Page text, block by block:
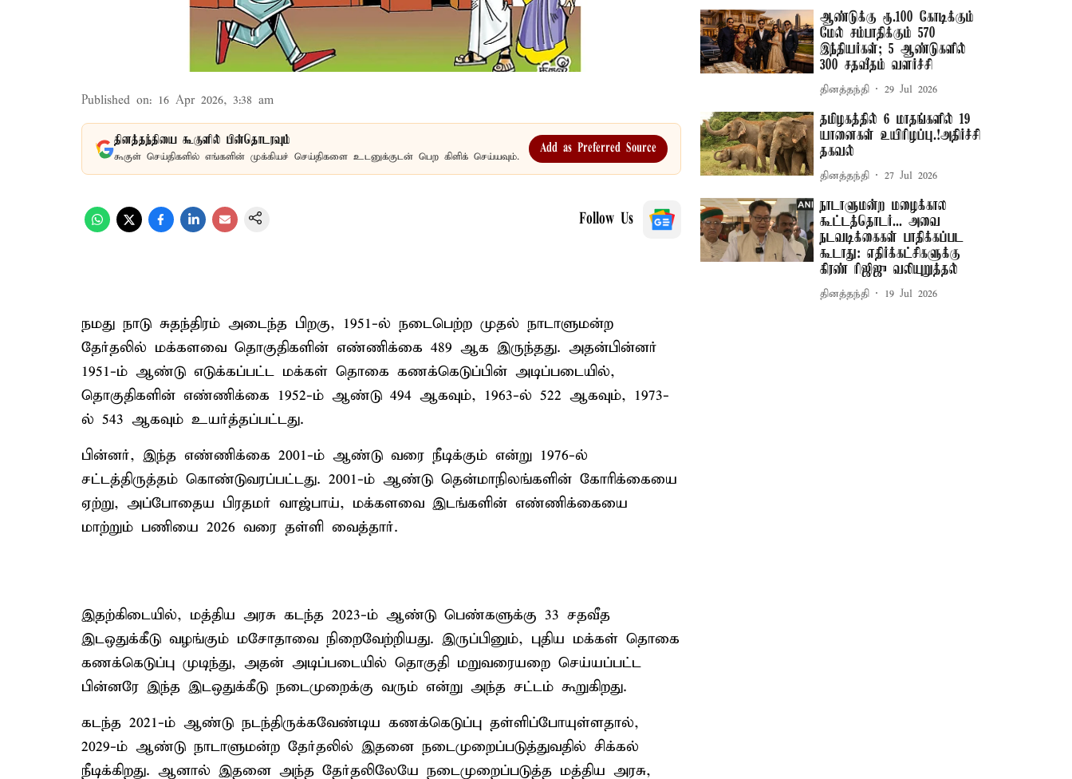
Published on: 16 Apr 2026, 3:38 am
தினத்தந்தியை கூகுளில் பின்தொடரவும்
கூகுள் செய்திகளில் எங்களின் முக்கியச் செய்திகளை உடனுக்குடன் பெற கிளிக் செய்யவும்.
Add as Preferred Source
Follow Us
நமது நாடு சுதந்திரம் அடைந்த பிறகு, 1951-ல் நடைபெற்ற முதல் நாடாளுமன்ற
தேர்தலில் மக்களவை தொகுதிகளின் எண்ணிக்கை 489 ஆக இருந்தது. அதன்பின்னர்
1951-ம் ஆண்டு எடுக்கப்பட்ட மக்கள் தொகை கணக்கெடுப்பின் அடிப்படையில்,
தொகுதிகளின் எண்ணிக்கை 1952-ம் ஆண்டு 494 ஆகவும், 1963-ல் 522 ஆகவும், 1973-
ல் 543 ஆகவும் உயர்த்தப்பட்டது.
பின்னர், இந்த எண்ணிக்கை 2001-ம் ஆண்டு வரை நீடிக்கும் என்று 1976-ல்
சட்டத்திருத்தம் கொண்டுவரப்பட்டது. 2001-ம் ஆண்டு தென்மாநிலங்களின் கோரிக்கையை
ஏற்று, அப்போதைய பிரதமர் வாஜ்பாய், மக்களவை இடங்களின் எண்ணிக்கையை
மாற்றும் பணியை 2026 வரை தள்ளி வைத்தார்.
இதற்கிடையில், மத்திய அரசு கடந்த 2023-ம் ஆண்டு பெண்களுக்கு 33 சதவீத
இடஒதுக்கீடு வழங்கும் மசோதாவை நிறைவேற்றியது. இருப்பினும், புதிய மக்கள் தொகை
கணக்கெடுப்பு முடிந்து, அதன் அடிப்படையில் தொகுதி மறுவரையறை செய்யப்பட்ட
பின்னரே இந்த இடஒதுக்கீடு நடைமுறைக்கு வரும் என்று அந்த சட்டம் கூறுகிறது.
கடந்த 2021-ம் ஆண்டு நடந்திருக்கவேண்டிய கணக்கெடுப்பு தள்ளிப்போயுள்ளதால்,
2029-ம் ஆண்டு நாடாளுமன்ற தேர்தலில் இதனை நடைமுறைப்படுத்துவதில் சிக்கல்
நீடிக்கிறது. ஆனால் இதனை அந்த தேர்தலிலேயே நடைமுறைப்படுத்த மத்திய அரசு,
ஆண்டுக்கு ரூ.100 கோடிக்கும்
மேல் சம்பாதிக்கும் 570
இந்தியர்கள்; 5 ஆண்டுகளில்
300 சதவீதம் வளர்ச்சி
தினத்தந்தி 29 Jul 2026
தமிழகத்தில் 6 மாதங்களில் 19
யானைகள் உயிரிழப்பு.!அதிர்ச்சி
தகவல்
தினத்தந்தி 27 Jul 2026
நாடாளுமன்ற மழைக்கால
கூட்டத்தொடர்... அவை
நடவடிக்கைகள் பாதிக்கப்பட
கூடாது: எதிர்க்கட்சிகளுக்கு
கிரண் ரிஜிஜு வலியுறுத்தல்
தினத்தந்தி 19 Jul 2026